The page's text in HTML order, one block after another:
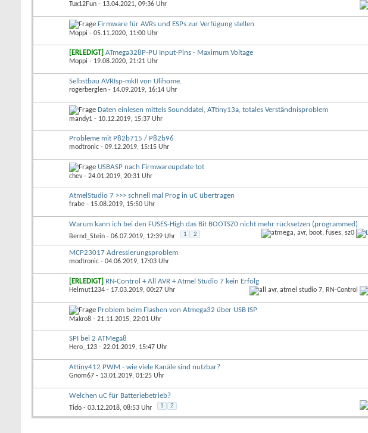
Tux12Fun - 13.04.2021, 09:36 Uhr
Firmware für AVRs und ESPs zur Verfügung stellen
Moppi - 05.11.2020, 11:00 Uhr
[ERLEDIGT] ATmega328P-PU Input-Pins - Maximum Voltage
Moppi - 19.08.2020, 21:21 Uhr
Selbstbau AVRIsp-mkII von Ulihome.
rogerberglen - 14.09.2019, 16:14 Uhr
Daten einlesen mittels Sounddatei, ATtiny13a, totales Verständnisproblem
mandy1 - 10.12.2019, 15:37 Uhr
Probleme mit P82b715 / P82b96
modtronic - 09.12.2019, 15:15 Uhr
USBASP nach Firmwareupdate tot
chev- 24.01.2019, 20:31 Uhr
AtmelStudio 7 >>> schnell mal Prog in uC übertragen
frabe - 15.08.2019, 15:50 Uhr
Warum kann ich bei den FUSES-High das Bit BOOTSZ0 nicht mehr rücksetzen (programmed)
Bernd_Stein - 06.07.2019, 12:39 Uhr 1 2
MCP23017 Adressierungsproblem
modtronic - 04.06.2019, 17:03 Uhr
[ERLEDIGT] RN-Control + All AVR + Atmel Studio 7 kein Erfolg
Helmut1234 - 17.03.2019, 00:27 Uhr
Problem beim Flashen von Atmega32 über USB ISP
Makro8 - 21.11.2015, 22:01 Uhr
SPI bei 2 ATMega8
Hero_123 - 22.01.2019, 15:47 Uhr
Attiny412 PWM - wie viele Kanäle sind nutzbar?
Gnom67 - 13.01.2019, 01:25 Uhr
Welchen uC für Batteriebetrieb?
Tido - 03.12.2018, 08:53 Uhr 1 2